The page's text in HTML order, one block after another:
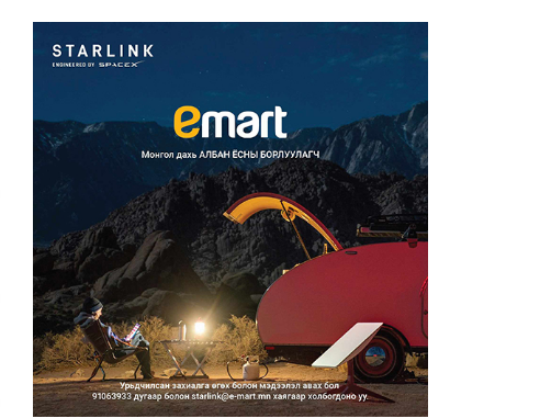
2026/08/06
Улаанбаатарт өдөртөө 29 хэм
дулаан
2026/08/06
Прокурорын байгууллага
өнгөрсөн долоо хоногт 29,44...
2026/08/05
Тэгш, сондгойгоор замын
хөдөлгөөнд оролцох зохицуу...
2026/08/05